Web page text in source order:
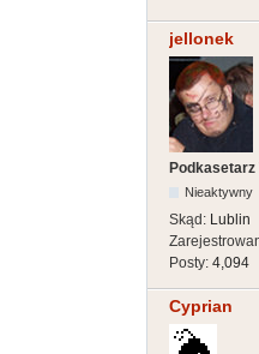
jellonek
Podkasetarz
Nieaktywny
Skąd: Lublin
Posty: 4,094
Cyprian